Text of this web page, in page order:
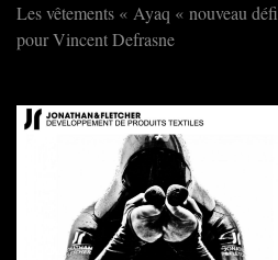
Les vêtements « Ayaq « nouveau défi
pour Vincent Defrasne